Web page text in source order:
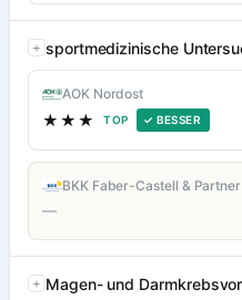
sportmedizinische
AOK Nordost
★★★ TOP ✓ BESSER
BKK Faber-Castell & Partner
—
Magen- und